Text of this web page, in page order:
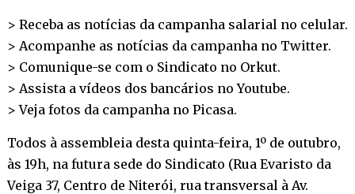
> Receba as notícias da campanha salarial no celular.
> Acompanhe as notícias da campanha no Twitter.
> Comunique-se com o Sindicato no Orkut.
> Assista a vídeos dos bancários noYoutube.
> Veja fotos da campanha no Picasa.
Todos à assembleia desta quinta-feira, 1º de outubro,
às 19h, na futura sede do Sindicato (Rua Evaristo da
Veiga 37, Centro de Niterói, rua transversal à Av.